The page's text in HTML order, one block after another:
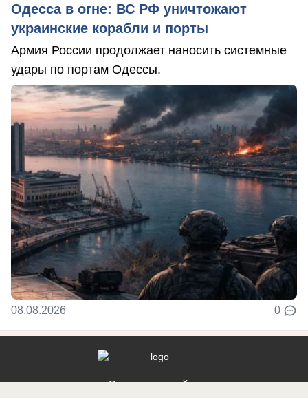
Одесса в огне: ВС РФ уничтожают
украинские корабли и порты
Армия России продолжает наносить системные
удары по портам Одессы.
08.08.2026 0
Реклама на сайте